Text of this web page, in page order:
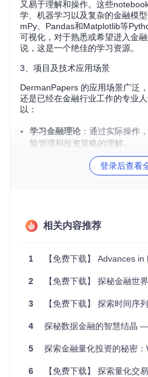
又易于理解和操作。这些
学、机器学习以及复杂的金融模
mPy、Pandas和Matplotlib等
可视化，对于熟悉或希望进入金
说，这是一个绝佳的学习资源。
3、项目及技术应用场景
DermanPapers 的应用场景广泛
还是已经在金融行业工作的专业
以：
学习金融理论 ：通过实际操作
险管理和投资策略的理解。
：利用Python进
让你有机会接触到真实的金融问
持续更新：随着新的研究成果
社区支持：作为一个开源项目
你可以在这里与其他爱好者交
的平台，是每一位对定量金融感
登录后查看
相关内容推荐
1 【免费下载】 Advances in Financial
2 【免费下载】 探秘金融世界的随机之美：《
3 【免费下载】 探索时间序列的奥秘
4 探秘数据金融的智慧结晶 ——
5 探索金融量化投资的秘密：
6 【免费下载】 探索量化交易的利器